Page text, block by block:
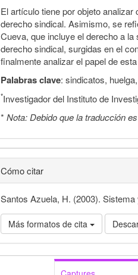
El artículo tiene por objeto
derecho sindical. Asimismo, se
Cueva, que incluye el derecho a
derecho sindical, surgidas en el
finalmente analizar el papel de
Palabras clave: sindicatos,
*Investigador del Instituto de
* Nota: Debido que la traducción
Cómo citar
Santos Azuela, H. (2003).
Más formatos de cita